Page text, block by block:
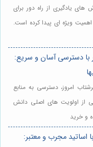
های یادگیری از راه دور برای
ویژه ای پیدا کرده است.
با دسترسی آسان و سریع:
امروز، دسترسی به منابع
از اولویت های اصلی دانش
و خرید
اساتید مجرب و معتبر: